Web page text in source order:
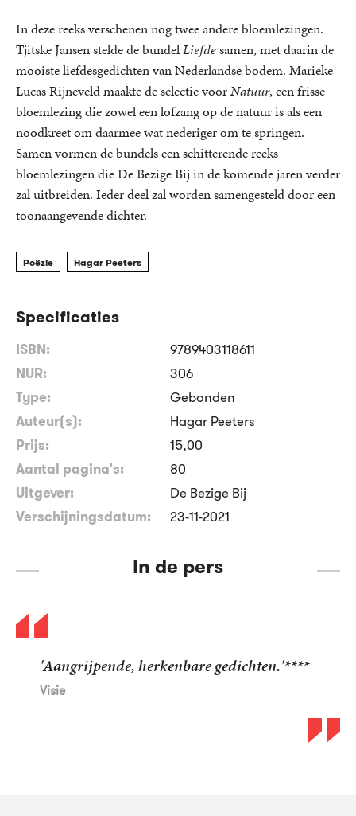
In deze reeks verschenen nog twee andere bloemlezingen.
Tjitske Jansen stelde de bundelLiefdesamen, met daarin de
mooiste liefdesgedichten van Nederlandse bodem. Marieke
Lucas Rijneveld maakte de selectie voorNatuur, een frisse
bloemlezing die zowel een lofzang op de natuur is als een
noodkreet om daarmee wat nederiger om te springen.
Samen vormen de bundels een schitterende reeks
bloemlezingen die De Bezige Bij in de komende jaren verder
zal uitbreiden. Ieder deel zal worden samengesteld door een
toonaangevende dichter.
Poëzie Hagar Peeters
Specificaties
ISBN:
9789403118611
NUR:
306
Type:
Gebonden
Auteur(s):
Hagar Peeters
Prijs:
15,00
Aantal pagina's:
80
Uitgever:
De Bezige Bij
Verschijningsdatum:
23-11-2021
In de pers
'Aangrijpende, herkenbare gedichten.'****
Visie